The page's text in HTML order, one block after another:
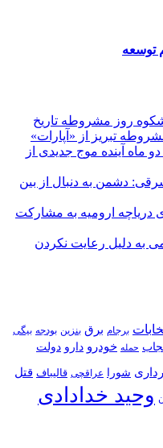
توسعه
روز مشروطه تاریخ
تبریز از «آپارات»
ماه آینده موج جدیدی از
دشمن به دنبال از بین
دریاچه ارومیه به مشارکت
دامی به دلیل رعایت نکردن
برجام برق بنزین بودجه بیگی
حمله خودرو دارو دولت
شورا عراقچی قالیباف قتل
وحید خدادادی